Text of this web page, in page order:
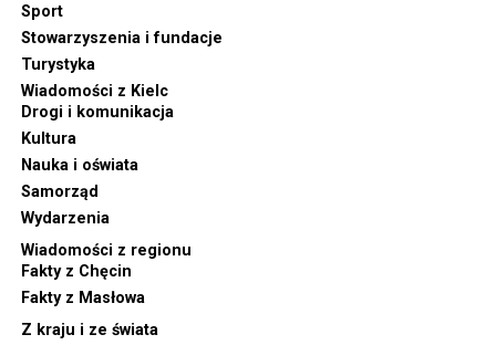
Sport
Stowarzyszenia i fundacje
Turystyka
Wiadomości z Kielc
Drogi i komunikacja
Kultura
Nauka i oświata
Samorząd
Wydarzenia
Wiadomości z regionu
Fakty z Chęcin
Fakty z Masłowa
Z kraju i ze świata